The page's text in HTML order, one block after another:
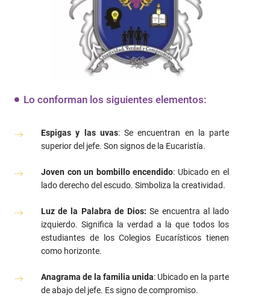
Lo conforman los siguientes elementos:
Espigas y las uvas: Se encuentran en la parte
superior del jefe. Son signos de la Eucaristía.
Joven con un bombillo encendido: Ubicado en el
lado derecho del escudo. Simboliza la creatividad.
Luz de la Palabra de Dios: Se encuentra al lado
izquierdo. Significa la verdad a la que todos los
estudiantes de los Colegios Eucarísticos tienen
como horizonte.
Anagrama de la familia unida: Ubicado en la parte
de abajo del jefe. Es signo de compromiso.